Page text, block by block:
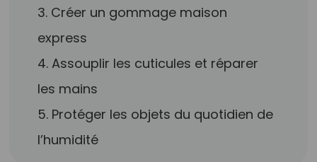
3. Créer un gommage maison
express
4. Assouplir les cuticules et réparer
les mains
5. Protéger les objets du quotidien de
l’humidité